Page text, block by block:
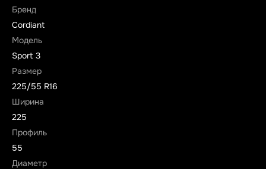
Бренд
Cordiant
Модель
Sport 3
Размер
225/55 R16
Ширина
225
Профиль
55
Диаметр